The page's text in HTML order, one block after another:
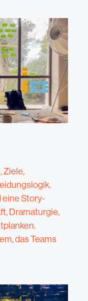
Ziele,
eine Story-
Dramaturgie,
das Teams